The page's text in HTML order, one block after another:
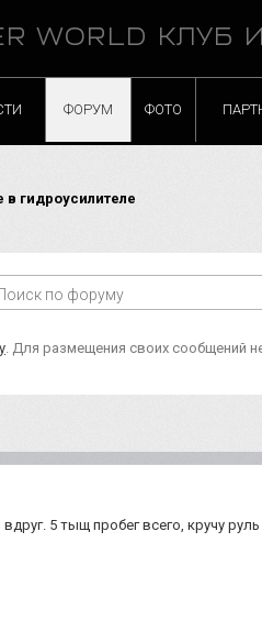
WORLD
ФОРУМ ФОТО
гидроусилителе
. Для размещения своих сообщений
5 тыщ пробег всего, кручу